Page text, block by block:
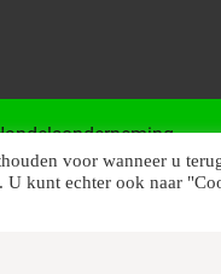
voor wanneer u
U kunt echter ook naar